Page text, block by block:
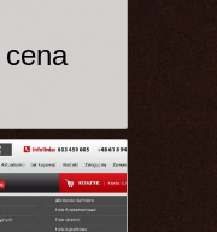
cena